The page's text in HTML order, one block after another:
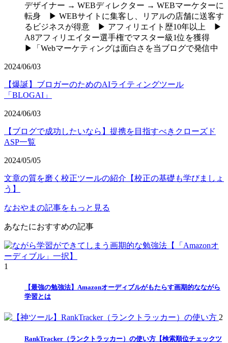
デザイナー → WEBディレクター → WEBマーケターに
転身 ▶︎ WEBサイトに集客し、リアルの店舗に送客す
るビジネスが得意 ▶︎ アフィリエイト歴10年以上 ▶︎
A8アフィリエイター選手権でマスター級1位を獲得
▶︎「Webマーケティングは面白さを当ブログで発信中
2024/06/03
【爆誕】ブロガーのためのAIライティングツール
「BLOGAI」
2024/06/03
【ブログで成功したいなら】提携を目指すべきクローズド
ASP一覧
2024/05/05
文章の質を磨く校正ツールの紹介【校正の基礎も学びましょ
う】
なおやまの記事をもっと見る
あなたにおすすめの記事
1
【最強の勉強法】Amazonオーディブルがもたらす画期的なながら
学習とは
2
RankTracker（ランクトラッカー）の使い方【検索順位チェックツ